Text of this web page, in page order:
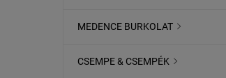
MEDENCE BURKOLAT 
CSEMPE & CSEMPÉK 